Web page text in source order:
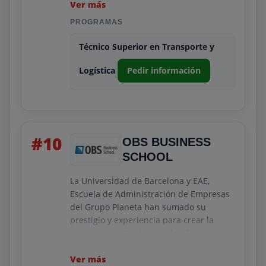
Imparten cursos a distancia,
semipresenciales y preparación para la
Su principal objetivo es ofrecer los
conocimientos más actualizados y
garantizar una excelente formación.
Ver más
PROGRAMAS
Técnico Superior en Transporte y
Logística Pedir información
#10
OBS BUSINESS
SCHOOL
La Universidad de Barcelona y EAE,
Escuela de Administración de Empresas
del Grupo Planeta han sumado su
prestigio y experiencia para crear la
están avaladas por sus reconocidos
Ver más